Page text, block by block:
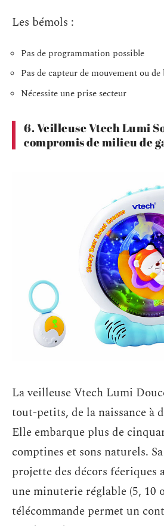
Les bémols :
Pas de programmation possible
Pas de capteur de mouvement ou
Nécessite une prise secteur
6. Veilleuse Vtech Lumi
compromis de milieu de
La veilleuse Vtech Lumi
tout-petits, de la naissance à
Elle embarque plus de
comptines et sons naturels.
projette des décors féeriques
une minuterie réglable (5, 10
télécommande permet un